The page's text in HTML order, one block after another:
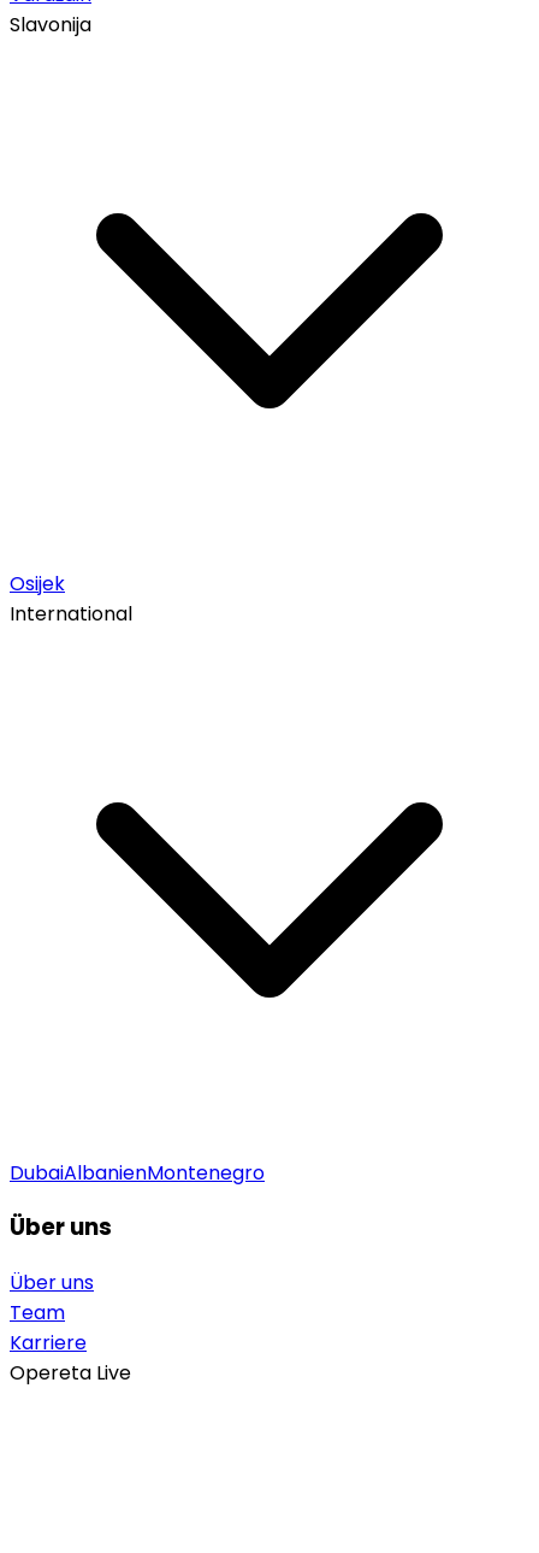
Slavonija
Osijek
International
DubaiAlbanienMontenegro
Über uns
Über uns
Team
Karriere
Opereta Live